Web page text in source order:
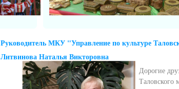
Руководитель МКУ "Управление по культуре
Литвинова Наталья Викторовна
Дорогие
Таловского